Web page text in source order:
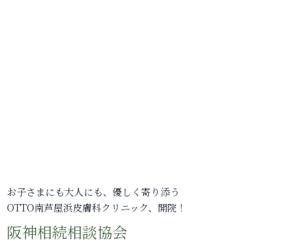
お子さまにも大人にも、優しく寄り添う
OTTO南芦屋浜皮膚科クリニック、開院！
阪神相続相談協会